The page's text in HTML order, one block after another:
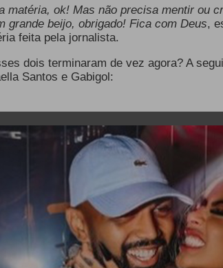
matéria, ok! Mas não precisa mentir ou
grande beijo, obrigado! Fica com Deus,
feita pela jornalista.
dois terminaram de vez agora? A
Santos e Gabigol: